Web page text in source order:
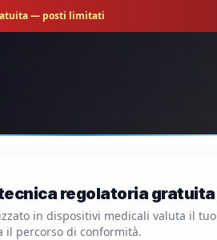
— posti limitati
regolatoria gratuita
in dispositivi medicali valuta il tuo
il percorso di conformità.